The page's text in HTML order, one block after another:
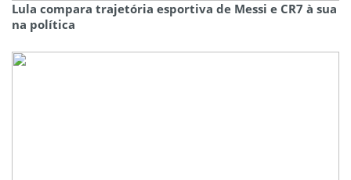
Lula compara trajetória esportiva de Messi e CR7 à sua
na política